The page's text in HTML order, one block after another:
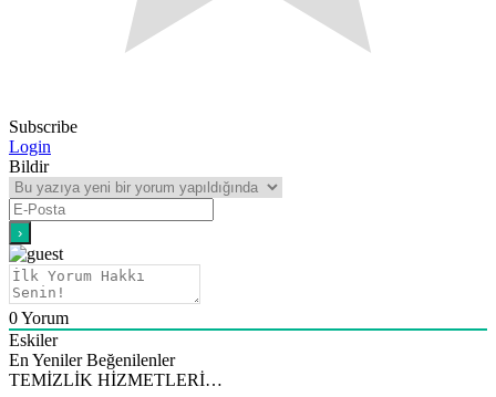
Subscribe
Login
Bildir
0Yorum
Eskiler
En Yeniler Beğenilenler
TEMİZLİK HİZMETLERİ…